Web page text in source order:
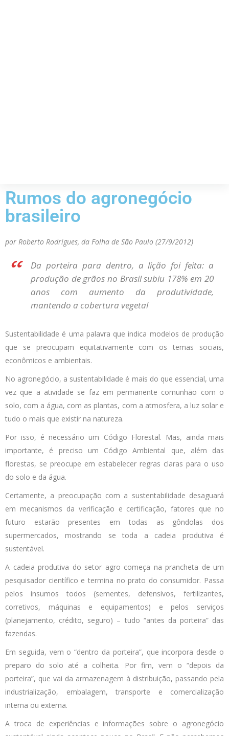
Rumos do agronegócio
brasileiro
por Roberto Rodrigues, da Folha de São Paulo (27/9/2012)
Da porteira para dentro, a lição foi feita: a
produção de grãos no Brasil subiu 178% em 20
anos com aumento da produtividade,
mantendo a cobertura vegetal
Sustentabilidade é uma palavra que indica modelos de produção
que se preocupam equitativamente com os temas sociais,
econômicos e ambientais.
No agronegócio, a sustentabilidade é mais do que essencial, uma
vez que a atividade se faz em permanente comunhão com o
solo, com a água, com as plantas, com a atmosfera, a luz solar e
tudo o mais que existir na natureza.
Por isso, é necessário um Código Florestal. Mas, ainda mais
importante, é preciso um Código Ambiental que, além das
florestas, se preocupe em estabelecer regras claras para o uso
do solo e da água.
Certamente, a preocupação com a sustentabilidade desaguará
em mecanismos da verificação e certificação, fatores que no
futuro estarão presentes em todas as gôndolas dos
supermercados, mostrando se toda a cadeia produtiva é
sustentável.
A cadeia produtiva do setor agro começa na prancheta de um
pesquisador científico e termina no prato do consumidor. Passa
pelos insumos todos (sementes, defensivos, fertilizantes,
corretivos, máquinas e equipamentos) e pelos serviços
(planejamento, crédito, seguro) – tudo “antes da porteira” das
fazendas.
Em seguida, vem o “dentro da porteira”, que incorpora desde o
preparo do solo até a colheita. Por fim, vem o “depois da
porteira”, que vai da armazenagem à distribuição, passando pela
industrialização, embalagem, transporte e comercialização
interna ou externa.
A troca de experiências e informações sobre o agronegócio